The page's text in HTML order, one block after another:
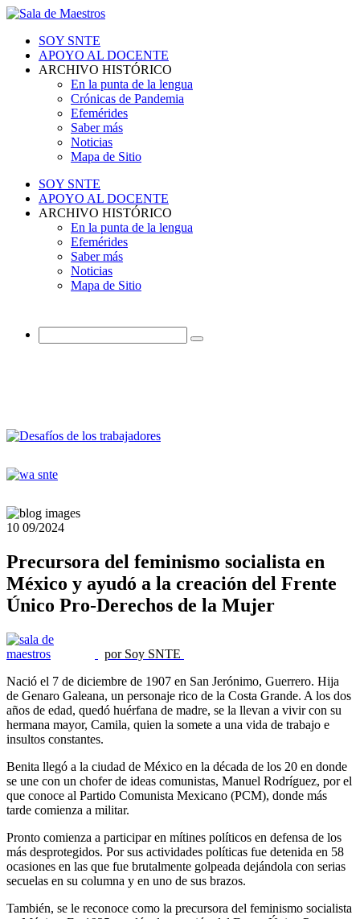
SOY SNTE
APOYO AL DOCENTE
ARCHIVO HISTÓRICO
En la punta de la lengua
Crónicas de Pandemia
Efemérides
Saber más
Noticias
Mapa de Sitio
SOY SNTE
APOYO AL DOCENTE
ARCHIVO HISTÓRICO
En la punta de la lengua
Efemérides
Saber más
Noticias
Mapa de Sitio
10 09/2024
Precursora del feminismo socialista en
México y ayudó a la creación del Frente
Único Pro-Derechos de la Mujer
por Soy SNTE
Nació el 7 de diciembre de 1907 en San Jerónimo, Guerrero. Hija
de Genaro Galeana, un personaje rico de la Costa Grande. A los dos
años de edad, quedó huérfana de madre, se la llevan a vivir con su
hermana mayor, Camila, quien la somete a una vida de trabajo e
insultos constantes.
Benita llegó a la ciudad de México en la década de los 20 en donde
se une con un chofer de ideas comunistas, Manuel Rodríguez, por el
que conoce al Partido Comunista Mexicano (PCM), donde más
tarde comienza a militar.
Pronto comienza a participar en mítines políticos en defensa de los
más desprotegidos. Por sus actividades políticas fue detenida en 58
ocasiones en las que fue brutalmente golpeada dejándola con serias
secuelas en su columna y en uno de sus brazos.
También, se le reconoce como la precursora del feminismo socialista